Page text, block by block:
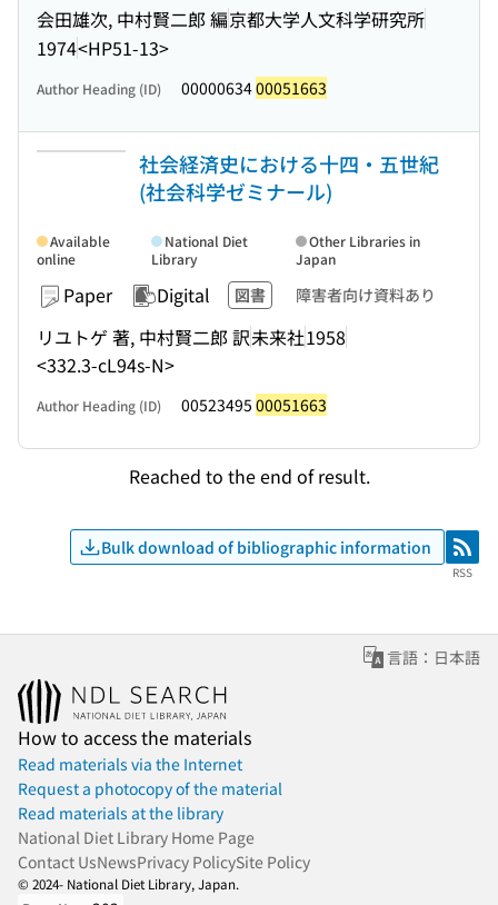
会田雄次, 中村賢二郎 編京都大学人文科学研究所
1974<HP51-13>
Author Heading (ID) 0000063400051663
社会経済史における十四・五世紀
(社会科学ゼミナール)
Paper Digital 図書 障害者向け資料あり
リユトゲ 著, 中村賢二郎 訳未来社1958
<332.3-cL94s-N>
Available
online
National Diet
Library
Other Libraries in
Japan
Author Heading (ID) 00523495 00051663
Reached to the end of result.
Bulk download of bibliographic information RSS
RSS
言語：日本語
How to access the materials
Read materials via the Internet
Request a photocopy of the material
Read materials at the library
National Diet Library Home Page
Contact UsNewsPrivacy PolicySite Policy
© 2024- National Diet Library, Japan.